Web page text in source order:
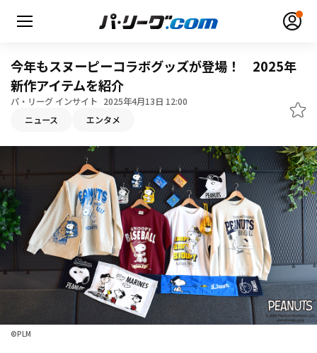
無料アカウント登録
日程・結果
順位表･成績
今年もスヌーピーコラボグッズが登場！ 2025年
新作アイテムを紹介
パ・リーグ インサイト 2025年4月13日 12:00
ニュース エンタメ
©PLM